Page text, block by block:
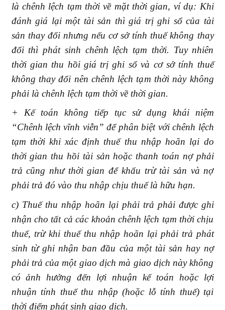
là chênh lệch tạm thời về mặt thời gian, ví dụ: Khi
đánh giá lại một tài sản thì giá trị ghi sổ của tài
sản thay đổi nhưng nếu cơ sở tính thuế không thay
đổi thì phát sinh chênh lệch tạm thời. Tuy nhiên
thời gian thu hồi giá trị ghi sổ và cơ sở tính thuế
không thay đổi nên chênh lệch tạm thời này không
phải là chênh lệch tạm thời về thời gian.
+ Kế toán không tiếp tục sử dụng khái niệm
“Chênh lệch vĩnh viễn” để phân biệt với chênh lệch
tạm thời khi xác định thuế thu nhập hoãn lại do
thời gian thu hồi tài sản hoặc thanh toán nợ phải
trả cũng như thời gian để khấu trừ tài sản và nợ
phải trả đó vào thu nhập chịu thuế là hữu hạn.
c) Thuế thu nhập hoãn lại phải trả phải được ghi
nhận cho tất cả các khoản chênh lệch tạm thời chịu
thuế, trừ khi thuế thu nhập hoãn lại phải trả phát
sinh từ ghi nhận ban đầu của một tài sản hay nợ
phải trả của một giao dịch mà giao dịch này không
có ảnh hưởng đến lợi nhuận kế toán hoặc lợi
nhuận tính thuế thu nhập (hoặc lỗ tính thuế) tại
thời điểm phát sinh giao dịch.